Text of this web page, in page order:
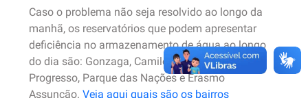
Caso o problema não seja resolvido ao longo da
manhã, os reservatórios que podem apresentar
deficiência no armazenamento de água ao longo
do dia são: Gonzaga, Camilópolis, Curuçá,
Progresso, Parque das Nações e Erasmo
Assunção. Veja aqui quais são os bairros